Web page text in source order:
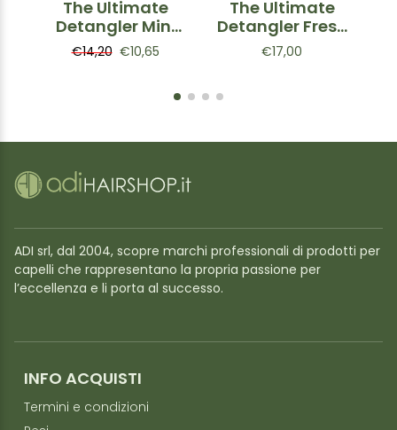
The Ultimate
Detangler Mini
Electric
€14,20 €10,65
The Ultimate
Detangler Fresh
Purple -
€17,00
ADI srl, dal 2004, scopre marchi professionali di prodotti per
capelli che rappresentano la propria passione per
l’eccellenza e li porta al successo.
INFO ACQUISTI
Termini e condizioni